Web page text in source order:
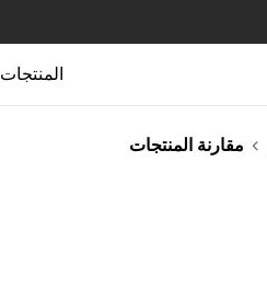
المنتجات
مقارنة المنتجات